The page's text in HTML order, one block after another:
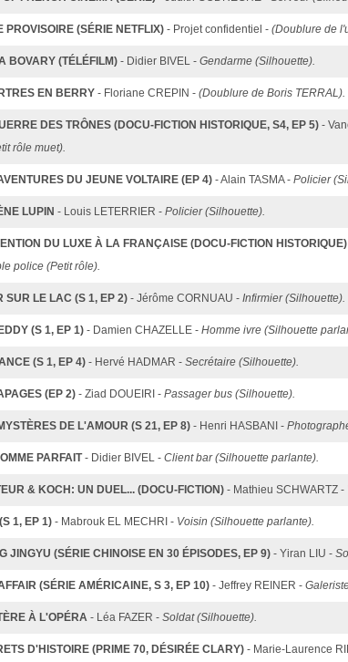
PROVISOIRE (SÉRIE NETFLIX) - Projet confidentiel - (Doublure de
BOVARY (TÉLÉFILM) - Didier BIVEL - Gendarme (Silhouette).
EN BERRY - Floriane CREPIN - (Doublure de Boris TERRAL).
DES TRÔNES (DOCU-FICTION HISTORIQUE, S4, EP 5) -
rôle muet).
DU JEUNE VOLTAIRE (EP 4) - Alain TASMA - Policier
LUPIN - Louis LETERRIER - Policier (Silhouette).
DU LUXE À LA FRANÇAISE (DOCU-FICTION HISTORIQUE)
police (Petit rôle).
SUR LE LAC (S 1, EP 2) - Jérôme CORNUAU - Infirmier (Silhouette).
(S 1, EP 1) - Damien CHAZELLE - Homme ivre (Silhouette
(S 1, EP 4) - Hervé HADMAR - Secrétaire (Silhouette).
(EP 2) - Ziad DOUEIRI - Passager bus (Silhouette).
DE L'AMOUR (S 21, EP 8) - Henri HASBANI -
PARFAIT - Didier BIVEL - Client bar (Silhouette parlante).
& KOCH: UN DUEL... (DOCU-FICTION) - Mathieu SCHWARTZ -
1, EP 1) - Mabrouk EL MECHRI - Voisin (Silhouette parlante).
JINGYU (SÉRIE CHINOISE EN 30 ÉPISODES, EP 9) - Yiran LIU -
(SÉRIE AMÉRICAINE, S 3, EP 10) - Jeffrey REINER -
À L'OPÉRA - Léa FAZER - Soldat (Silhouette).
D'HISTOIRE (PRIME 70, DÉSIRÉE CLARY) - Marie-Laurence